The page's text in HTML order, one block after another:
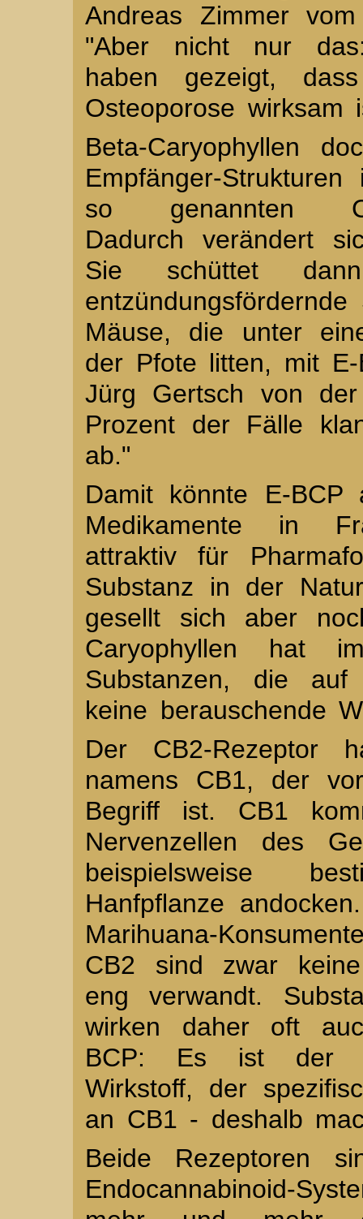
Andreas Zimmer
"Aber nicht nur
haben gezeigt,
Osteoporose wirksam
Beta-Caryophyllen
Empfänger-
so genannten
Dadurch verändert
Sie schüttet dann
Mäuse, die unter
der Pfote litten, mit
Jürg Gertsch von
Prozent der Fälle
ab."
Damit könnte E-BCP
Medikamente in
attraktiv für
Substanz in der
gesellt sich aber
Caryophyllen hat
Substanzen, die auf
keine berauschende
Der CB2-Rezeptor
namens CB1, der
Begriff ist. CB1
Nervenzellen des
beispielsweise
Hanfpflanze
Marihuana-
CB2 sind zwar
eng verwandt.
wirken daher oft
BCP: Es ist der
Wirkstoff, der
an CB1 - deshalb
Beide Rezeptoren
Endocannabinoid-